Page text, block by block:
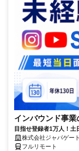
インバウンド事
目指せ登録者1万人！
株式会社ジャパゲート
フルリモート